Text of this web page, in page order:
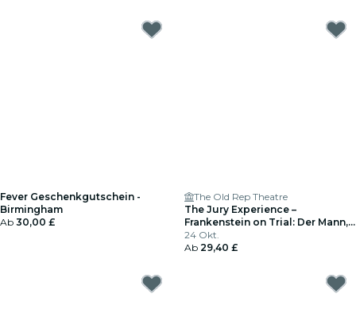
Fever Geschenkgutschein -
Birmingham
Ab 30,00 £
The Old Rep Theatre
The Jury Experience –
Frankenstein on Trial: Der Mann,
der Gott herausforderte
24 Okt.
Ab 29,40 £